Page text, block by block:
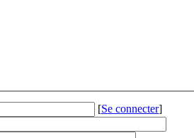
[Se connecter]